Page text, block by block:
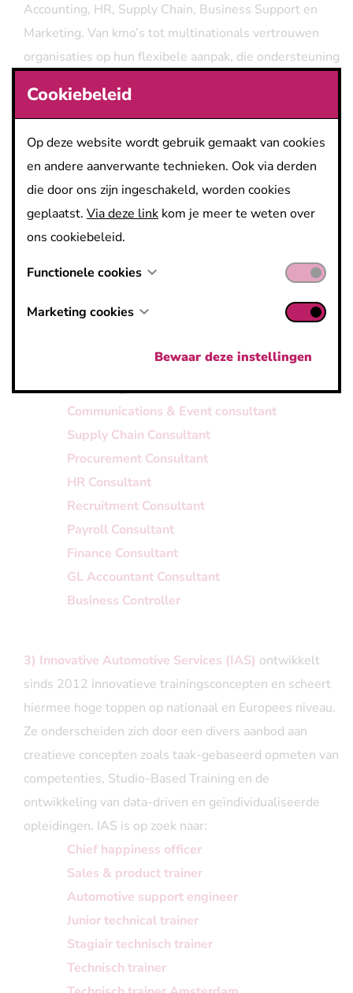
Accounting, HR, Supply Chain, Business Support en
Marketing. Van kmo’s tot multinationals vertrouwen
organisaties op hun flexibele aanpak, die ondersteuning
Consulting verbindt professionals met projecten in
Vlaanderen, en garandeert steeds een sterke match.
United Consulting heeft momenteel een aantal
openstaande vacatures en is op zoek naar talentvolle
professionals om het team te versterken. Ontdek de
mogelijkheden en kom jij ons team versterken?
Loyalty Manager
Business Support Consultant
HR Interim Manager
Marketing Consultant
Communications & Event consultant
Supply Chain Consultant
Procurement Consultant
HR Consultant
Recruitment Consultant
Payroll Consultant
Finance Consultant
GL Accountant Consultant
Business Controller
3) Innovative Automotive Services (IAS) ontwikkelt
sinds 2012 innovatieve trainingsconcepten en scheert
hiermee hoge toppen op nationaal en Europees niveau.
Ze onderscheiden zich door een divers aanbod aan
creatieve concepten zoals taak-gebaseerd opmeten van
competenties, Studio-Based Training en de
ontwikkeling van data-driven en geïndividualiseerde
opleidingen. IAS is op zoek naar:
Chief happiness officer
Sales & product trainer
Automotive support engineer
Junior technical trainer
Stagiair technisch trainer
Technisch trainer
Cookiebeleid
Op deze website wordt gebruik gemaakt van cookies
en andere aanverwante technieken. Ook via derden
die door ons zijn ingeschakeld, worden cookies
geplaatst. Via deze link kom je meer te weten over
ons cookiebeleid.
Functionele cookies
Marketing cookies
Bewaar deze instellingen